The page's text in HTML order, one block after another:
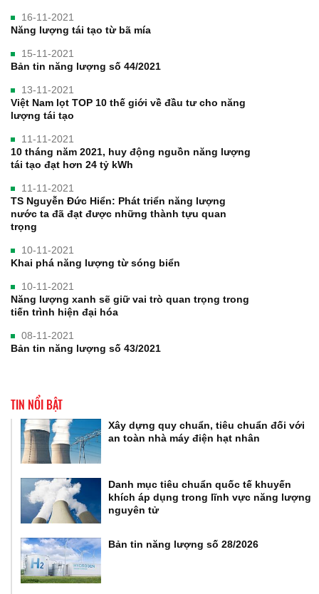
16-11-2021
Năng lượng tái tạo từ bã mía
15-11-2021
Bản tin năng lượng số 44/2021
13-11-2021
Việt Nam lọt TOP 10 thế giới về đầu tư cho năng
lượng tái tạo
11-11-2021
10 tháng năm 2021, huy động nguồn năng lượng
tái tạo đạt hơn 24 tỷ kWh
11-11-2021
TS Nguyễn Đức Hiển: Phát triển năng lượng
nước ta đã đạt được những thành tựu quan
trọng
10-11-2021
Khai phá năng lượng từ sóng biển
10-11-2021
Năng lượng xanh sẽ giữ vai trò quan trọng trong
tiến trình hiện đại hóa
08-11-2021
Bản tin năng lượng số 43/2021
TIN NỔI BẬT
Xây dựng quy chuẩn, tiêu chuẩn đối với
an toàn nhà máy điện hạt nhân
Danh mục tiêu chuẩn quốc tế khuyến
khích áp dụng trong lĩnh vực năng lượng
nguyên tử
Bản tin năng lượng số 28/2026